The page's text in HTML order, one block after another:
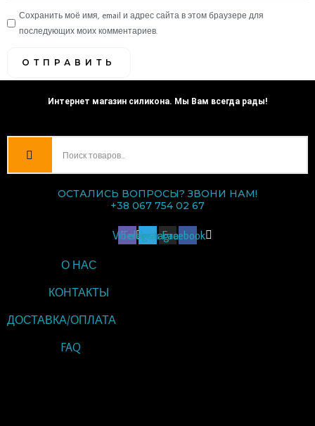
Сохранить моё имя, email и адрес сайта в этом браузере для
последующих моих комментариев.
Интернет магазин силикона. Мы Вам всегда рады!
ОСТАЛИСЬ ВОПРОСЫ? ЗВОНИ НАМ!
+38 067 754 02 67
Viber
Telegram
Instagram
Facebook
О НАС
КОНТАКТЫ
ДОСТАВКА/ОПЛАТА
FAQ